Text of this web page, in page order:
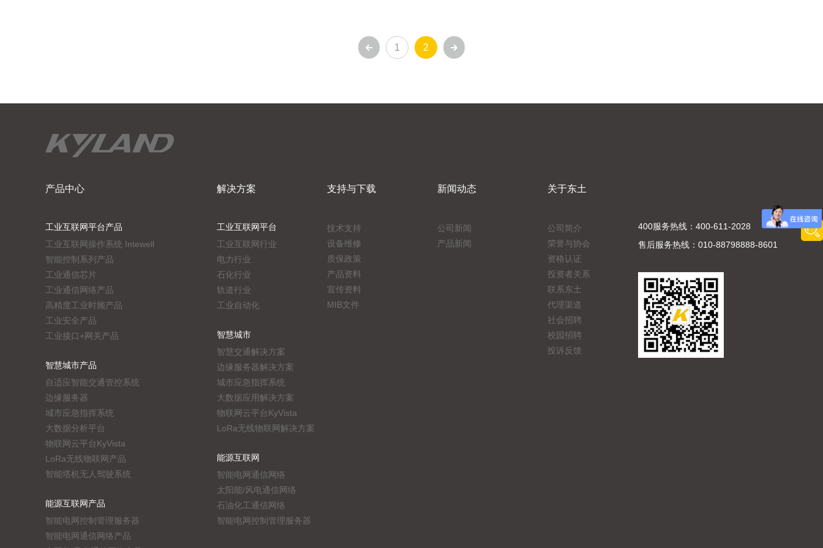
1 2
400服务热线：400-611-2028
售后服务热线：010-88798888-8601
产品中心
工业互联网平台产品
工业互联网操作系统 Intewell
智能控制系列产品
工业通信芯片
工业通信网络产品
高精度工业时频产品
工业安全产品
工业接口+网关产品
智慧城市产品
自适应智能交通管控系统
边缘服务器
城市应急指挥系统
大数据分析平台
物联网云平台KyVista
LoRa无线物联网产品
智能塔机无人驾驶系统
能源互联网产品
智能电网控制管理服务器
智能电网通信网络产品
解决方案
工业互联网平台
工业互联网行业
电力行业
石化行业
轨道行业
工业自动化
智慧城市
智慧交通解决方案
边缘服务器解决方案
城市应急指挥系统
大数据应用解决方案
物联网云平台KyVista
LoRa无线物联网解决方案
能源互联网
智能电网通信网络
太阳能/风电通信网络
石油化工通信网络
智能电网控制管理服务器
支持与下载
技术支持
设备维修
质保政策
产品资料
宣传资料
MIB文件
新闻动态
公司新闻
产品新闻
关于东土
公司简介
荣誉与协会
资格认证
投资者关系
联系东土
代理渠道
社会招聘
校园招聘
投诉反馈